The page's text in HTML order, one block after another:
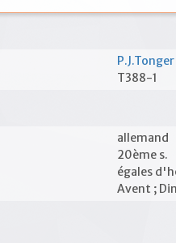
T388-1
allemand
20ème s.
égales
Avent ;